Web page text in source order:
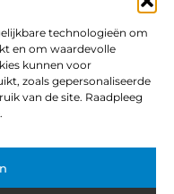
technologieën om
en om waardevolle
kunnen voor
zoals gepersonaliseerde
van de site. Raadpleeg
artikelen die je dagelijks
tot boeiende inzichten.